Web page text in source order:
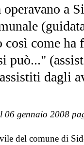
a
così come ha
può..."
dagli
gennaio 2008
del comune di